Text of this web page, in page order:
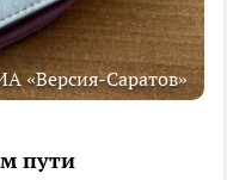
«Версия-Саратов»
пути